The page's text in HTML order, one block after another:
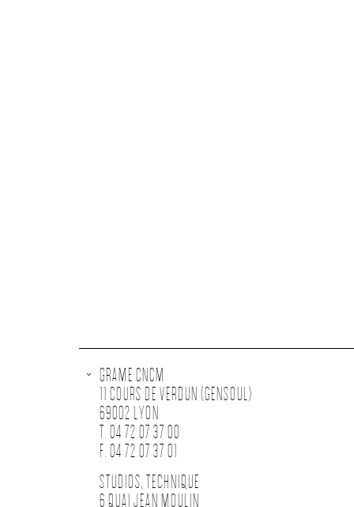
GRAME CNCM
11 COURS DE VERDUN (GENSOUL)
69002 LYON
T. 04 72 07 37 00
F. 04 72 07 37 01
STUDIOS, TECHNIQUE
6 QUAI JEAN MOULIN